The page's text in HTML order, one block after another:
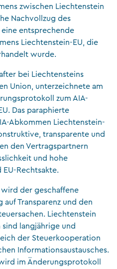
zwischen Liechtenstein
Nachvollzug des
entsprechende
Liechtenstein-EU, die
wurde.
bei Liechtensteins
Union, unterzeichnete am
zum AIA-
Das paraphierte
Abkommen Liechtenstein-
transparente und
den Vertragspartnern
und hohe
Rechtsakte.
der geschaffene
auf Transparenz und den
Liechtenstein
langjährige und
der Steuerkooperation
Informationsaustausches.
im Änderungsprotokoll